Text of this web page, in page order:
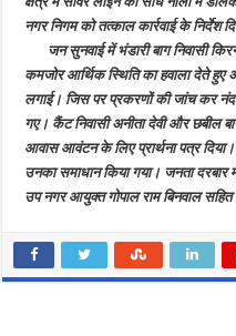
नगर निगम को तत्काल कार्रवाई के निर्देश
जन सुनवाई में भंडारी बाग निवासी
कमजोर आर्थिक स्थिति का हवाला देते हुए
लगाई। जिस पर प्रकरणों की जांच कर
गए। कैंट निवासी अनीता देवी और छबील
आवास आवंटन के लिए प्रार्थना पत्र
उनका समाधान किया गया। जनता
उप नगर आयुक्त गोपाल राम बिनवाल